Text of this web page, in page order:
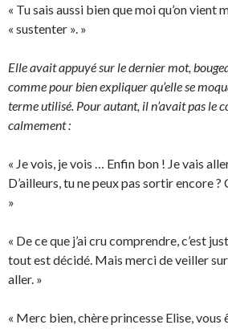
« Tu sais aussi bien que moi qu’on vient
« sustenter ». »
Elle avait appuyé sur le dernier mot,
comme pour bien expliquer qu’elle se
terme utilisé. Pour autant, il n’avait pas le
calmement :
« Je vois, je vois … Enfin bon ! Je vais
D’ailleurs, tu ne peux pas sortir encore
»
« De ce que j’ai cru comprendre, c’est
tout est décidé. Mais merci de veiller sur
aller. »
« Merc bien, chère princesse Elise, vous